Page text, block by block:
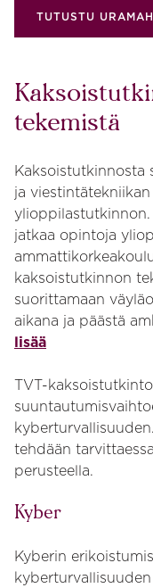
TUTUSTU
tekemistä
ja
jatkaa opintoja
kaksoistutkinnon
suorittamaan
aikana ja päästä
lisää
TVT-
tehdään
perusteella.
Kyber
Kyberin